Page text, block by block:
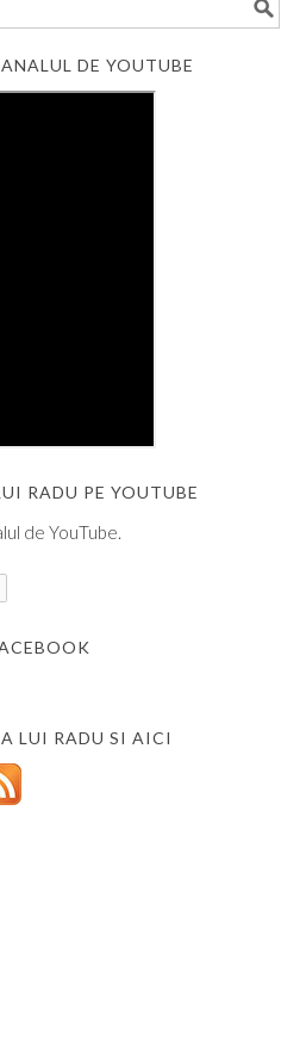
DE YOUTUBE
RADU PE YOUTUBE
de YouTube.
LUI RADU SI AICI